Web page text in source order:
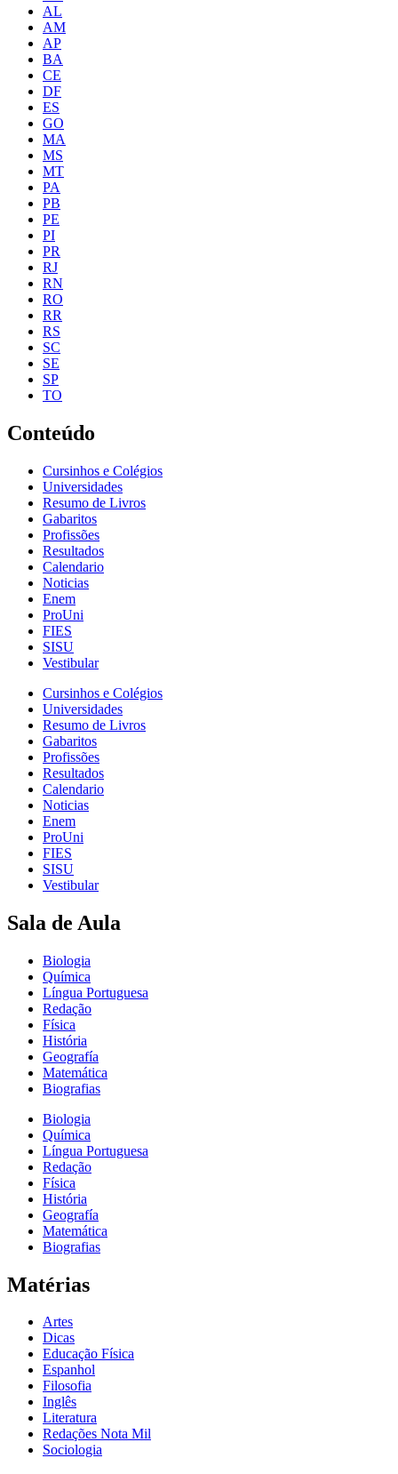
AL
AM
AP
BA
CE
DF
ES
GO
MA
MS
MT
PA
PB
PE
PI
PR
RJ
RN
RO
RR
RS
SC
SE
SP
TO
Conteúdo
Cursinhos e Colégios
Universidades
Resumo de Livros
Gabaritos
Profissões
Resultados
Calendario
Noticias
Enem
ProUni
FIES
SISU
Vestibular
Cursinhos e Colégios
Universidades
Resumo de Livros
Gabaritos
Profissões
Resultados
Calendario
Noticias
Enem
ProUni
FIES
SISU
Vestibular
Sala de Aula
Biologia
Química
Língua Portuguesa
Redação
Física
História
Geografía
Matemática
Biografias
Biologia
Química
Língua Portuguesa
Redação
Física
História
Geografía
Matemática
Biografias
Matérias
Artes
Dicas
Educação Física
Espanhol
Filosofia
Inglês
Literatura
Redações Nota Mil
Sociologia